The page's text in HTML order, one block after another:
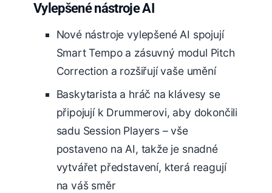
Vylepšené nástroje AI
Nové nástroje vylepšené AI spojují
Smart Tempo a zásuvný modul Pitch
Correction a rozšiřují vaše umění
Baskytarista a hráč na klávesy se
připojují k Drummerovi, aby dokončili
sadu Session Players – vše
postaveno na AI, takže je snadné
vytvářet představení, která reagují
na váš směr